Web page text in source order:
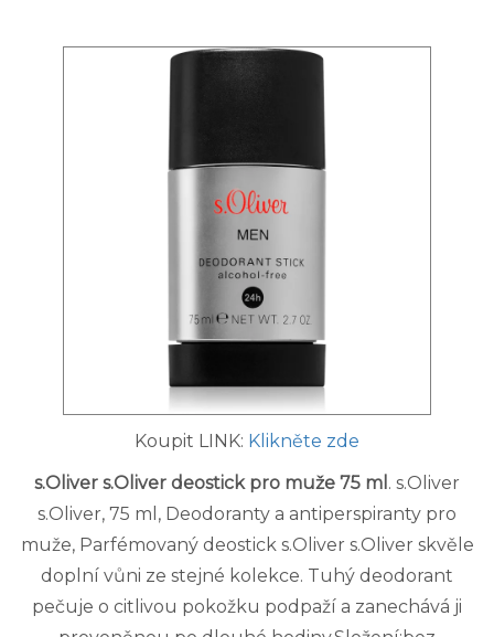
Koupit LINK: Klikněte zde
s.Oliver s.Oliver deostick pro muže 75 ml . s.Oliver
s.Oliver, 75 ml, Deodoranty a antiperspiranty pro
muže, Parfémovaný deostick s.Oliver s.Oliver skvěle
doplní vůni ze stejné kolekce. Tuhý deodorant
pečuje o citlivou pokožku podpaží a zanechává ji